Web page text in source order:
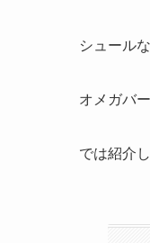
シュール
オメガバ
では紹介